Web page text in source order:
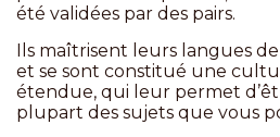
été validées par des pairs.
Ils maîtrisent leurs langues
et se sont constitué une
étendue, qui leur permet
plupart des sujets que vous